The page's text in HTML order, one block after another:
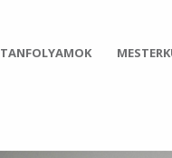
TANFOLYAMOK